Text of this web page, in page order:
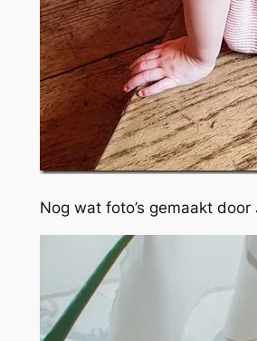
Nog wat foto’s gemaakt door